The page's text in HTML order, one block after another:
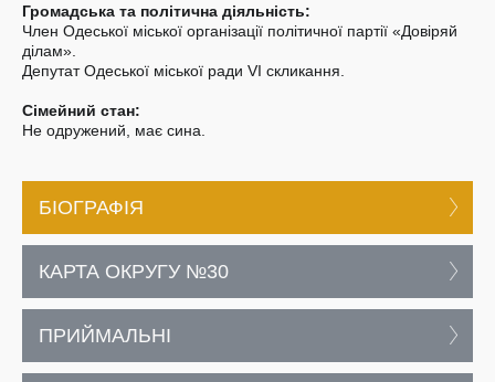
Громадська та політична діяльність:
Член Одеської міської організації політичної партії «Довіряй
ділам».
Депутат Одеської міської ради VI скликання.
Сімейний стан:
Не одружений, має сина.
БІОГРАФІЯ
КАРТА ОКРУГУ №30
ПРИЙМАЛЬНІ